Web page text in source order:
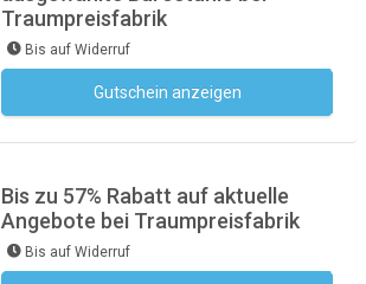
Traumpreisfabrik
Bis auf Widerruf
Gutschein anzeigen
Bis zu 57% Rabatt auf aktuelle
Angebote bei Traumpreisfabrik
Bis auf Widerruf